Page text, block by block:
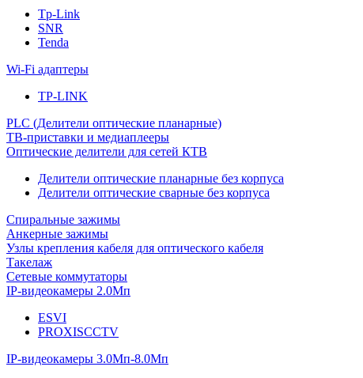
Tp-Link
SNR
Tenda
Wi-Fi адаптеры
TP-LINK
PLC (Делители оптические планарные)
ТВ-приставки и медиаплееры
Оптические делители для сетей КТВ
Делители оптические планарные без корпуса
Делители оптические сварные без корпуса
Спиральные зажимы
Анкерные зажимы
Узлы крепления кабеля для оптического кабеля
Такелаж
Сетевые коммутаторы
IP-видеокамеры 2.0Мп
ESVI
PROXISCCTV
IP-видеокамеры 3.0Мп-8.0Мп